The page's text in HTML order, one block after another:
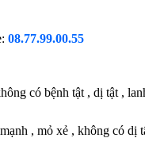
08.77.99.00.55
có bệnh tật , dị tật ,
, mỏ xẻ , không có